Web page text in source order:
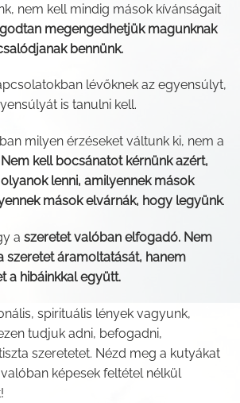
nem kell mindig mások kívánságait
megengedhetjük magunknak
bennünk.
lévőknek az egyensúlyt,
is tanulni kell.
milyen érzéseket váltunk ki, nem a
Nem kell bocsánatot kérnünk azért,
lenni, amilyennek mások
mások elvárnák, hogy legyünk.
a szeretet valóban elfogadó. Nem
szeretet áramoltatását, hanem
a hibáinkkal együtt.
spirituális lények vagyunk,
tudjuk adni, befogadni,
szeretetet. Nézd meg a kutyákat
képesek feltétel nélkül